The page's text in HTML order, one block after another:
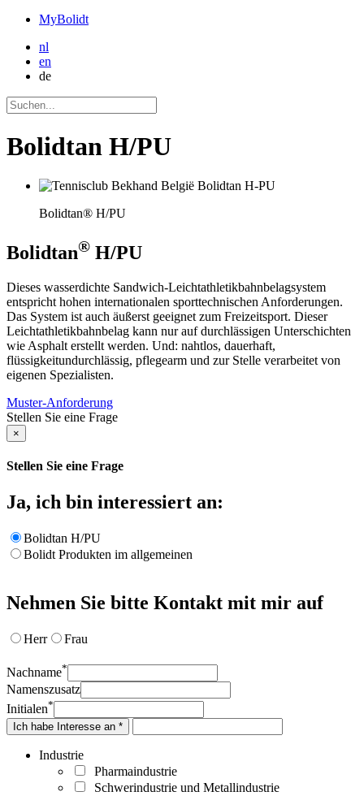
MyBolidt
nl
en
de
Bolidtan H/PU
Bolidtan® H/PU
Bolidtan® H/PU
Dieses wasserdichte Sandwich-Leichtathletikbahnbelagsystem
entspricht hohen internationalen sporttechnischen Anforderungen.
Das System ist auch äußerst geeignet zum Freizeitsport. Dieser
Leichtathletikbahnbelag kann nur auf durchlässigen Unterschichten
wie Asphalt erstellt werden. Und: nahtlos, dauerhaft,
flüssigkeitundurchlässig, pflegearm und zur Stelle verarbeitet von
eigenen Spezialisten.
Muster-Anforderung
Stellen Sie eine Frage
×
Stellen Sie eine Frage
Ja, ich bin interessiert an:
Bolidtan H/PU
Bolidt Produkten im allgemeinen
Nehmen Sie bitte Kontakt mit mir auf
Herr Frau
Nachname*
Namenszusatz
Initialen*
Ich habe Interesse an *
Industrie
Pharmaindustrie
Schwerindustrie und Metallindustrie